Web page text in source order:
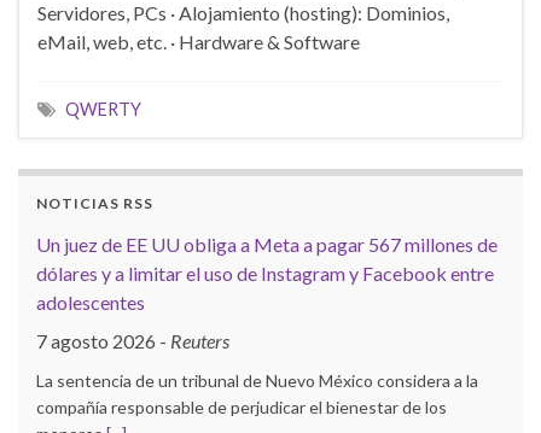
Servidores, PCs · Alojamiento (hosting): Dominios,
eMail, web, etc. · Hardware & Software
QWERTY
NOTICIAS RSS
Un juez de EE UU obliga a Meta a pagar 567 millones de
dólares y a limitar el uso de Instagram y Facebook entre
adolescentes
7 agosto 2026 - Reuters
La sentencia de un tribunal de Nuevo México considera a la
compañía responsable de perjudicar el bienestar de los